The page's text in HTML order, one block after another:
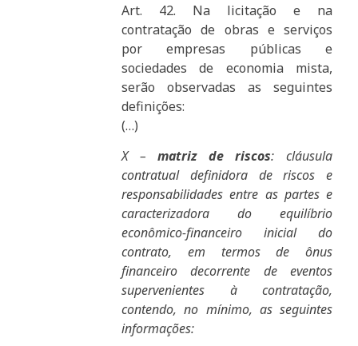
Art. 42. Na licitação e na
contratação de obras e serviços
por empresas públicas e
sociedades de economia mista,
serão observadas as seguintes
definições:
(…)
X – matriz de riscos: cláusula
contratual definidora de riscos e
responsabilidades entre as partes e
caracterizadora do equilíbrio
econômico-financeiro inicial do
contrato, em termos de ônus
financeiro decorrente de eventos
supervenientes à contratação,
contendo, no mínimo, as seguintes
informações: